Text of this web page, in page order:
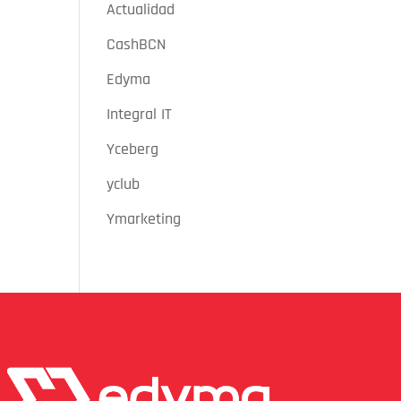
Actualidad
CashBCN
Edyma
Integral IT
Yceberg
yclub
Ymarketing